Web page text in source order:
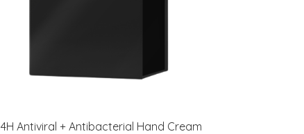
4H Antiviral + Antibacterial Hand Cream